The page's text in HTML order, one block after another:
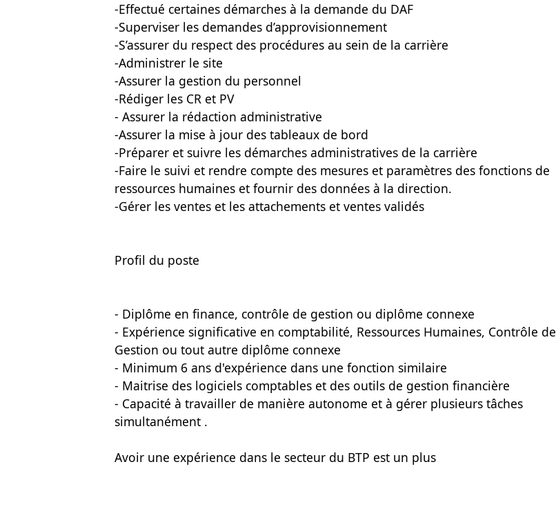
-Effectué certaines démarches à la demande du DAF
-Superviser les demandes d’approvisionnement
-S’assurer du respect des procédures au sein de la carrière
-Administrer le site
-Assurer la gestion du personnel
-Rédiger les CR et PV
- Assurer la rédaction administrative
-Assurer la mise à jour des tableaux de bord
-Préparer et suivre les démarches administratives de la carrière
-Faire le suivi et rendre compte des mesures et paramètres des fonctions de
ressources humaines et fournir des données à la direction.
-Gérer les ventes et les attachements et ventes validés
Profil du poste
- Diplôme en finance, contrôle de gestion ou diplôme connexe
- Expérience significative en comptabilité, Ressources Humaines, Contrôle de
Gestion ou tout autre diplôme connexe
- Minimum 6 ans d'expérience dans une fonction similaire
- Maitrise des logiciels comptables et des outils de gestion financière
- Capacité à travailler de manière autonome et à gérer plusieurs tâches
simultanément .
Avoir une expérience dans le secteur du BTP est un plus